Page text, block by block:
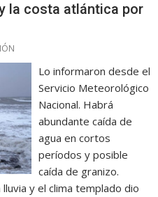
la costa atlántica por
Lo informaron desde el
Servicio Meteorológico
Nacional. Habrá
abundante caída de
agua en cortos
períodos y posible
caída de granizo.
y el clima templado dio